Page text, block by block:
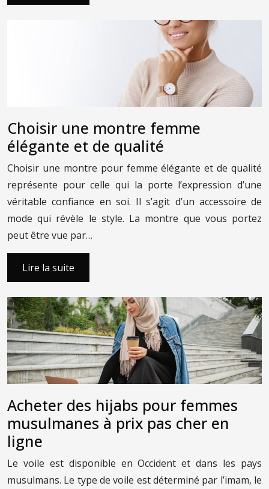
Choisir une montre femme
élégante et de qualité
Choisir une montre pour femme élégante et de qualité
représente pour celle qui la porte l’expression d’une
véritable confiance en soi. Il s’agit d’un accessoire de
mode qui révèle le style. La montre que vous portez
peut être vue par…
Lire la suite
Acheter des hijabs pour femmes
musulmanes à prix pas cher en
ligne
Le voile est disponible en Occident et dans les pays
musulmans. Le type de voile est déterminé par l’imam, le